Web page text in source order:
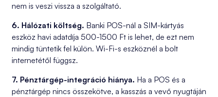
nem is veszi vissza a szolgáltató.
6. Hálózati költség. Banki POS-nál a SIM-kártyás
eszköz havi adatdíja 500-1500 Ft is lehet, de ezt nem
mindig tüntetik fel külön. Wi-Fi-s eszköznél a bolt
internetétől függsz.
7. Pénztárgép-integráció hiánya. Ha a POS és a
pénztárgép nincs összekötve, a kasszás a vevő nyugtáján